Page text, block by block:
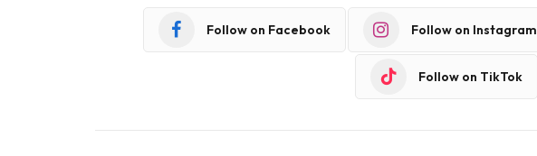
Follow on Facebook Follow on Instagram
Follow on TikTok